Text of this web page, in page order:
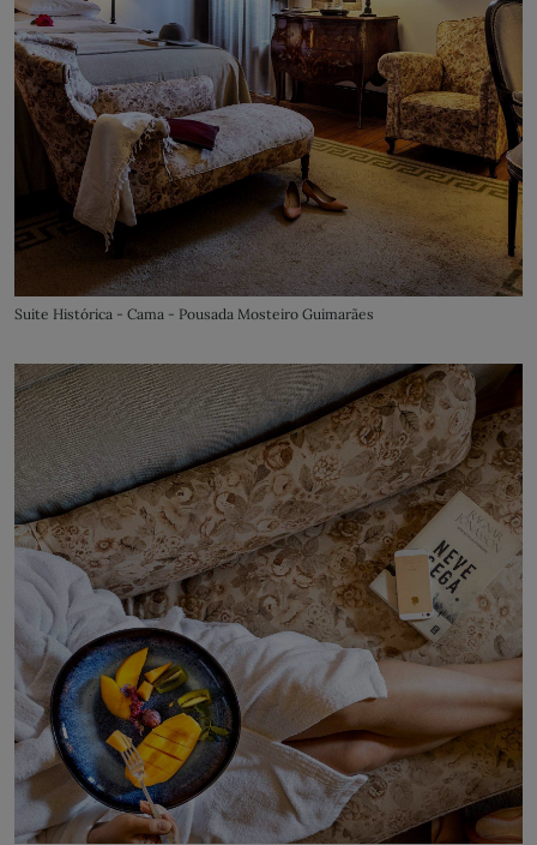
Suite Histórica - Cama - Pousada Mosteiro Guimarães